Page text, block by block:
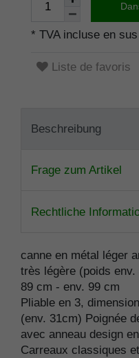
* TVA incluse en sus
Liste de favoris
Beschreibung
Frage zum Artikel
Rechtliche
canne en métal léger
très légère (poids env.
89 cm - env. 99 cm
Pliable en 3,
(env. 31cm) Poignée
avec anneau design
Carreaux classiques